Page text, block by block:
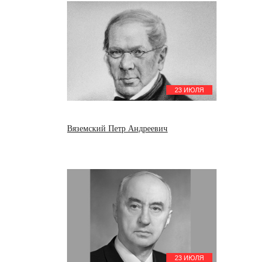
23 ИЮЛЯ
Вяземский Петр Андреевич
23 ИЮЛЯ